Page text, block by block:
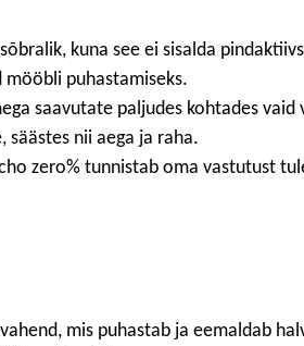
kuna see ei sisalda
puhastamiseks.
saavutate paljudes kohtades
nii aega ja raha.
zero% tunnistab oma vastutust
mis puhastab ja eemaldab